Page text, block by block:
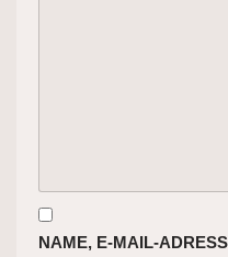
NAME, E-MAIL-